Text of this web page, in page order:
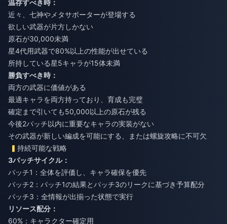
温存すべき時：
近々、七神やメタサポーターが登場する
欲しい武器が片方しかない
原石が30,000未満
星4代用武器で80%以上の性能が出せている
所持している星5キャラが15体未満
勝負すべき時：
両方の武器に価値がある
最適キャラを両方持っており、育成も完璧
確定まで引いても50,000以上の原石が残る
今後2パッチ以内に重要なキャラの実装がない
その武器が新しい編成を可能にする、または螺旋攻略に不可欠
持続可能な戦略
3パッチサイクル：
パッチ1：全体を評価し、キャラ確保を優先
パッチ2：パッチ1の結果とパッチ3のリークに基づき予算配分
パッチ3：全情報が出揃った状態で実行
リソース配分：
60%：キャラクター確定用